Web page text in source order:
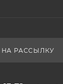
РАССЫЛКУ